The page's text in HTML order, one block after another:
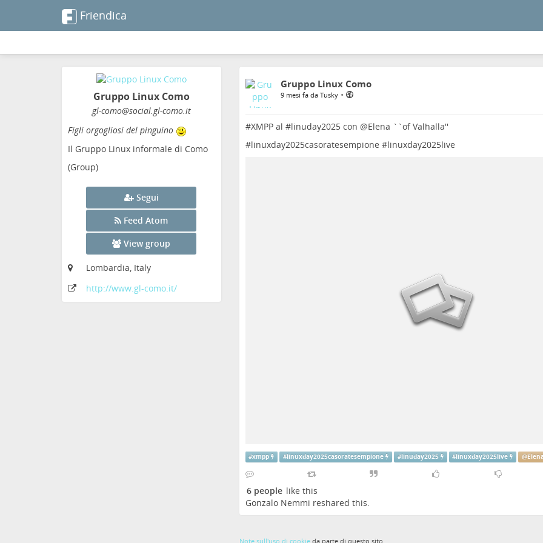
Friendica
Gruppo Linux Como
gl-como@social.gl-como.it
Figli orgogliosi del pinguino
Il Gruppo Linux informale di Como
(Group)
Segui
Feed Atom
View group
Lombardia, Italy
http://www .gl-como .it/
Gruppo Linux Como
9 mesi fa da Tusky •
#XMPPal #linuday2025con @Elena ``of Valhalla''
#linuxday2025casoratesempione #linuxday2025live
#xmpp #linuxday2025casoratesempione #linuday2025 #linuxday2025live @
6 people like this
Gonzalo Nemmi reshared this.
Note sull'uso di cookieda parte di questo sito.